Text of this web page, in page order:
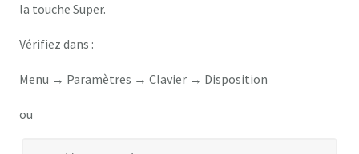
la touche Super.
Vérifiez dans :
Menu → Paramètres → Clavier → Disposition
ou